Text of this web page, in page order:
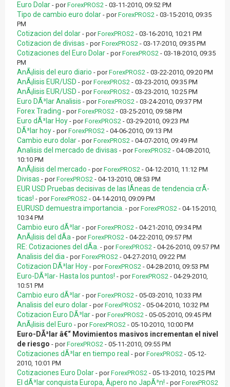
Euro Dolar - porForexPROS2 - 03-11-2010, 09:52 PM
Tipo de cambio euro dolar - porForexPROS2 - 03-15-2010, 09:35
PM
Cotizacion del dolar - porForexPROS2 - 03-16-2010, 10:21 PM
Cotizacion de divisas - porForexPROS2 - 03-17-2010, 09:35 PM
Cotizaciones del Euro Dolar - porForexPROS2 - 03-18-2010, 09:35
PM
AnÃ¡lisis del euro diario - porForexPROS2 - 03-22-2010, 09:20 PM
AnÃ¡lisis EUR/USD - porForexPROS2 - 03-23-2010, 09:35 PM
AnÃ¡lisis EUR/USD - porForexPROS2 - 03-23-2010, 10:25 PM
Euro DÃ³lar Analisis - porForexPROS2 - 03-24-2010, 09:37 PM
Forex Trading - porForexPROS2 - 03-25-2010, 09:58 PM
Euro dÃ³lar Hoy - porForexPROS2 - 03-29-2010, 09:23 PM
DÃ³lar hoy - porForexPROS2 - 04-06-2010, 09:13 PM
Cambio euro dolar - porForexPROS2 - 04-07-2010, 09:49 PM
Analisis del mercado de divisas - porForexPROS2 - 04-08-2010,
10:10 PM
AnÃ¡lisis del mercado - porForexPROS2 - 04-12-2010, 11:12 PM
Divisas - porForexPROS2 - 04-13-2010, 08:53 PM
EUR USD Pruebas decisivas de las lÃ­neas de tendencia crÃ­
ticas! - porForexPROS2 - 04-14-2010, 09:09 PM
EURUSD demuestra importancia. - porForexPROS2 - 04-15-2010,
10:34 PM
Cambio euro dÃ³lar - porForexPROS2 - 04-21-2010, 09:34 PM
AnÃ¡lisis del dÃ­a - porForexPROS2 - 04-22-2010, 09:57 PM
RE: Cotizaciones del dÃ­a. - porForexPROS2 - 04-26-2010, 09:57 PM
Analisis del dia - porForexPROS2 - 04-27-2010, 09:22 PM
Cotizacion DÃ³lar Hoy - porForexPROS2 - 04-28-2010, 09:53 PM
Euro-DÃ³lar- Hasta los puntos! - porForexPROS2 - 04-29-2010,
10:51 PM
Cambio euro dÃ³lar - porForexPROS2 - 05-03-2010, 10:33 PM
Analisis del euro dolar - porForexPROS2 - 05-04-2010, 10:32 PM
Cotizacion Euro DÃ³lar - porForexPROS2 - 05-05-2010, 09:45 PM
AnÃ¡lisis del Euro - porForexPROS2 - 05-10-2010, 10:00 PM
Euro-DÃ³lar â€“ Movimientos masivos incrementan el nivel
de riesgo - porForexPROS2 - 05-11-2010, 09:55 PM
Cotizaciones dÃ³lar en tiempo real - porForexPROS2 - 05-12-
2010, 10:01 PM
Cotizaciones Euro Dolar - porForexPROS2 - 05-13-2010, 10:25 PM
El dÃ³lar conquista Europa, Â¡pero no JapÃ³n! - porForexPROS2